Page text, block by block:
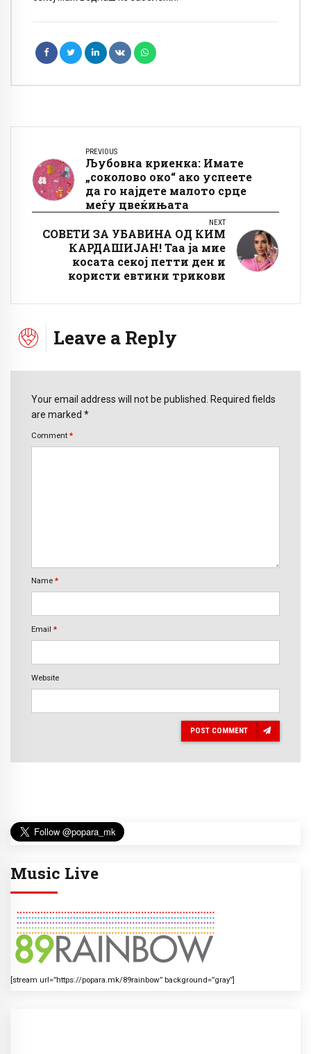
PREVIOUS
Љубовна криенка: Имате
„соколово око“ ако успеете
да го најдете малото срце
меѓу цвеќињата
NEXT
СОВЕТИ ЗА УБАВИНА ОД КИМ
КАРДАШИЈАН! Таа ја мие
косата секој петти ден и
користи евтини трикови
Leave a Reply
Your email address will not be published. Required fields
are marked *
Comment *
Name *
Email *
Website
POST COMMENT
Music Live
[stream url=”https://popara.mk/89rainbow” background=”gray”]